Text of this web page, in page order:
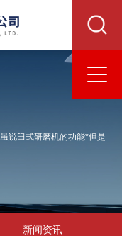
虽说臼式研磨机的功能*但是
新闻资讯